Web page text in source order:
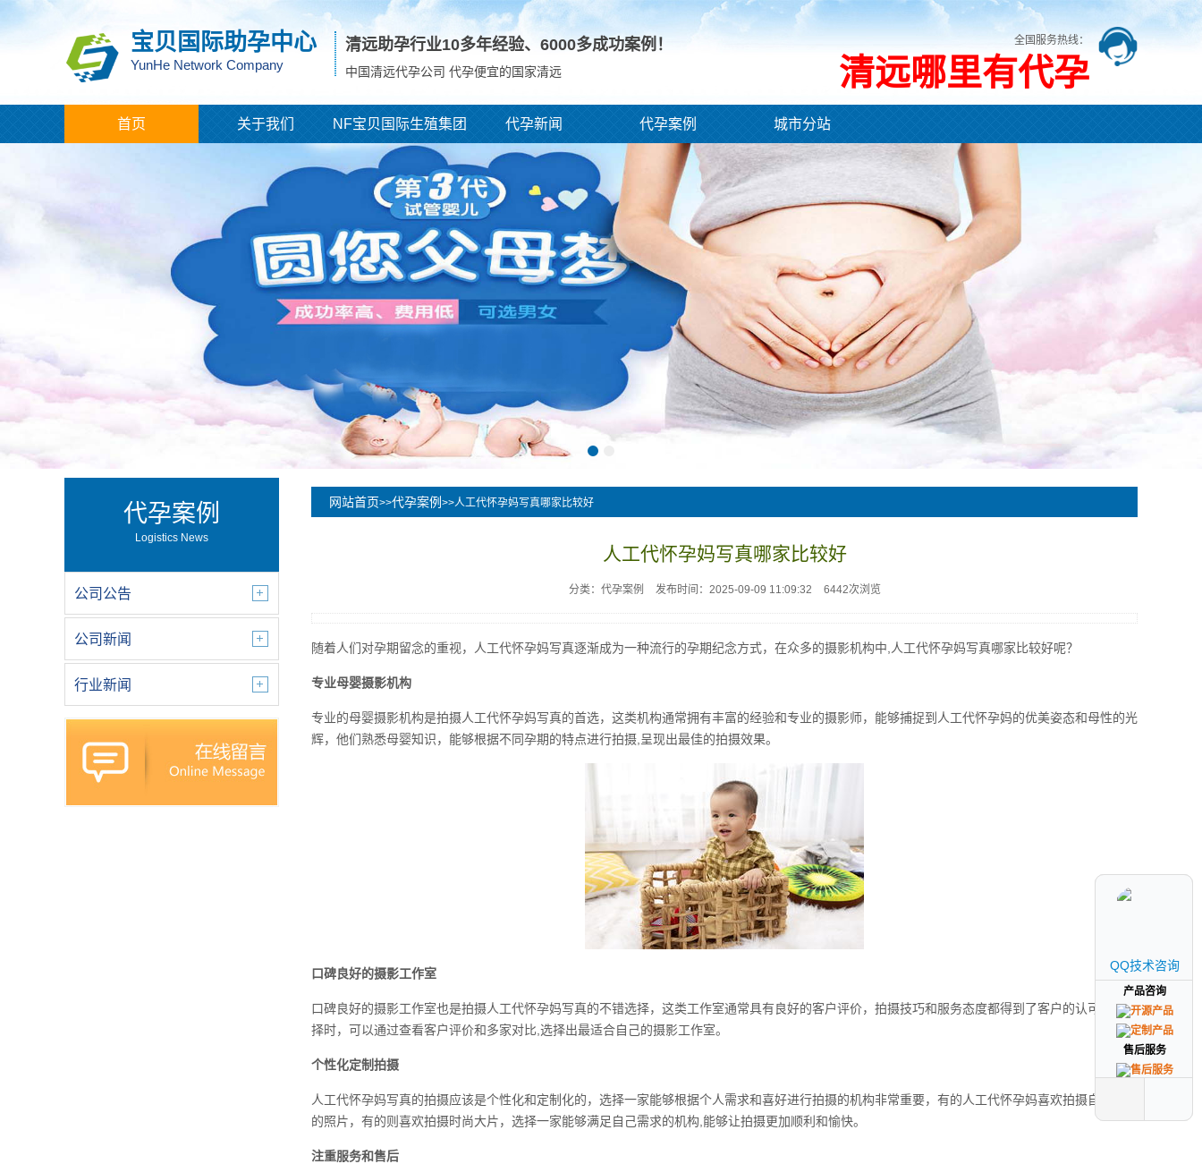
宝贝国际助孕中心
YunHe Network Company
清远助孕行业10多年经验、 6000多成功案例！
中国清远代孕公司 代孕便宜的国家清远
全国服务热线：
清远哪里有代孕
首页 关于我们 NF宝贝国际生殖集团 代孕新闻 代孕案例 城市分站
代孕案例
Logistics News
公司公告
公司新闻
行业新闻
网站首页>>代孕案例 >>人工代怀孕妈写真哪家比较好
人工代怀孕妈写真哪家比较好
分类：代孕案例 发布时间：2025-09-09 11:09:32 6442次浏览
随着人们对孕期留念的重视，人工代怀孕妈写真逐渐成为一种流行的孕期纪念方式，在众多的摄影机构中,人工代怀孕妈写真哪家比较好呢？
专业母婴摄影机构
专业的母婴摄影机构是拍摄人工代怀孕妈写真的首选，这类机构通常拥有丰富的经验和专业的摄影师，能够捕捉到人工代怀孕妈的优美姿态和母性的光
辉，他们熟悉母婴知识，能够根据不同孕期的特点进行拍摄,呈现出最佳的拍摄效果。
口碑良好的摄影工作室
口碑良好的摄影工作室也是拍摄人工代怀孕妈写真的不错选择，这类工作室通常具有良好的客户评价，拍摄技巧和服务态度都得到了客户的认可，在选
择时，可以通过查看客户评价和多家对比,选择出最适合自己的摄影工作室。
个性化定制拍摄
人工代怀孕妈写真的拍摄应该是个性化和定制化的，选择一家能够根据个人需求和喜好进行拍摄的机构非常重要，有的人工代怀孕妈喜欢拍摄自然风格
的照片，有的则喜欢拍摄时尚大片，选择一家能够满足自己需求的机构,能够让拍摄更加顺利和愉快。
注重服务和售后
QQ技术咨询
产品咨询
售后服务
QQ技术咨询
产品咨询
售后服务